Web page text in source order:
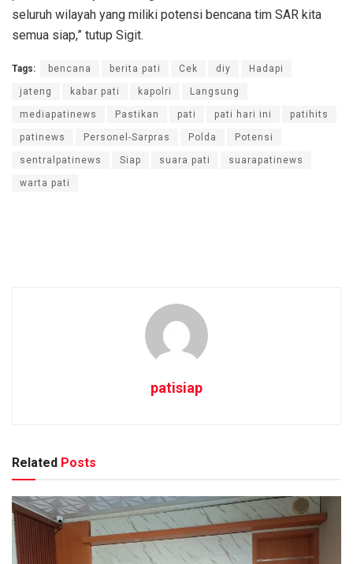
seluruh wilayah yang miliki potensi bencana tim SAR kita
semua siap,” tutup Sigit.
Tags: bencana berita pati Cek diy Hadapi
jateng kabar pati kapolri Langsung
mediapatinews Pastikan pati pati hari ini patihits
patinews Personel-Sarpras Polda Potensi
sentralpatinews Siap suara pati suarapatinews
warta pati
patisiap
Related Posts